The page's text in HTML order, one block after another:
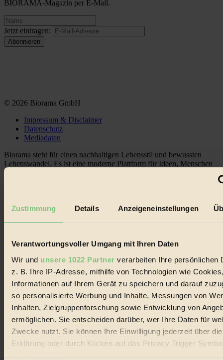
Zustimmung Details Anzeigeneinstellungen
Verantwortungsvoller Umgang mit Ihren Daten
Wir und unsere 1022 Partner verarbeiten Ihre persönlichen
z. B. Ihre IP-Adresse, mithilfe von Technologien wie
Informationen auf Ihrem Gerät zu speichern und darauf
so personalisierte Werbung und Inhalte, Messungen von
Inhalten, Zielgruppenforschung sowie Entwicklung von
ermöglichen. Sie entscheiden darüber, wer Ihre Daten für
Zwecke nutzt. Sie können Ihre Einwilligung jederzeit über
Erklärung oder durch Klicken auf das Privacy Trigger
oder widerrufen
BIORAMA-Magazin per E-Mail.
Jetzt eintragen:
© 2026 Biorama GmbH
Impressum & Disclaimer
Datenschutz
Mediadaten
Biorama steht für einen nachhaltigen Lebensstil und bewussten
Lebenswandel. Es ist eine moderne Plattform für Ideen, Menschen
und Produkte, ein Leitfaden im schnell wachsenden Markt des
Social Media
3.415 Follower auf Twitter
Themen
Bio
Nachhaltigkeit